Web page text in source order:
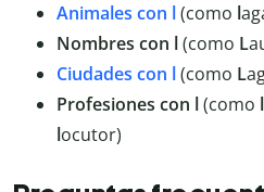
Animales con l(como l
Nombres con l(como L
Ciudades con l(como L
Profesiones con l(como l
locutor)